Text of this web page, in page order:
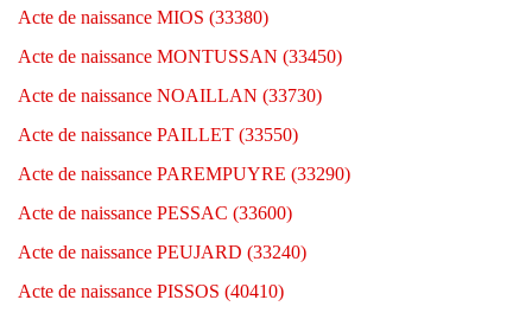
Acte de naissance MIOS (33380)
Acte de naissance MONTUSSAN (33450)
Acte de naissance NOAILLAN (33730)
Acte de naissance PAILLET (33550)
Acte de naissance PAREMPUYRE (33290)
Acte de naissance PESSAC (33600)
Acte de naissance PEUJARD (33240)
Acte de naissance PISSOS (40410)